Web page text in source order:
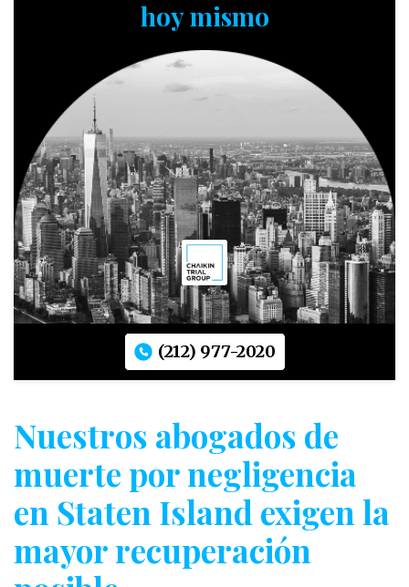
hoy mismo
(212) 977-2020
Nuestros abogados de
muerte por negligencia
en Staten Island exigen la
mayor recuperación